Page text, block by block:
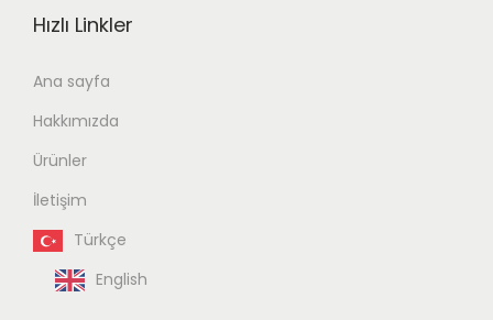
Hızlı Linkler
Ana sayfa
Hakkımızda
Ürünler
İletişim
Türkçe
English